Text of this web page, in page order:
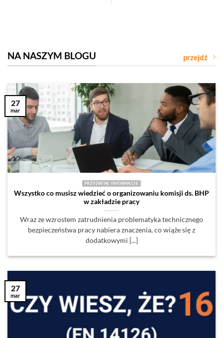
NA NASZYM BLOGU przejdź
PRZYDATNE INFORMACJE
Wszystko co musisz wiedzieć o organizowaniu komisji ds. BHP
w zakładzie pracy
Wraz ze wzrostem zatrudnienia problematyka technicznego
bezpieczeństwa pracy nabiera znaczenia, co wiąże się z
dodatkowymi [...]
27
mar
27
mar